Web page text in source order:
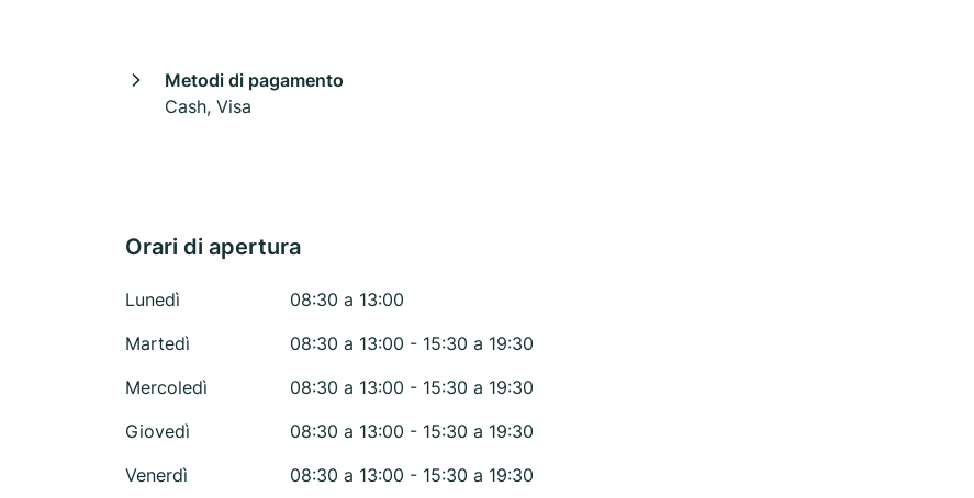
Metodi di pagamento
Cash, Visa
Orari di apertura
Lunedì
08:30 a 13:00
Martedì
08:30 a 13:00 - 15:30 a 19:30
Mercoledì
08:30 a 13:00 - 15:30 a 19:30
Giovedì
08:30 a 13:00 - 15:30 a 19:30
Venerdì
08:30 a 13:00 - 15:30 a 19:30